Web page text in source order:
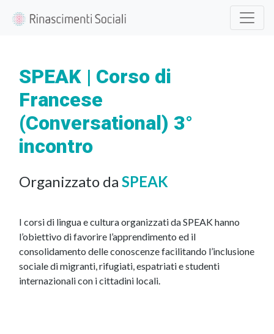
SPEAK | Corso di
Francese
(Conversational) 3°
incontro
Organizzato da SPEAK
I corsi di lingua e cultura organizzati da SPEAK hanno
l’obiettivo di favorire l’apprendimento ed il
consolidamento delle conoscenze facilitando l’inclusione
sociale di migranti, rifugiati, espatriati e studenti
internazionali con i cittadini locali.